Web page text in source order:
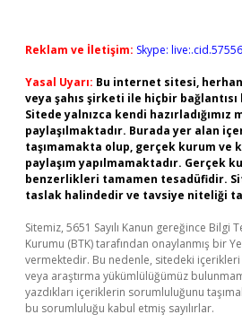
Reklam ve İletişim: Skype:
Yasal Uyarı: Bu internet sitesi,
veya şahıs şirketi ile hiçbir
Sitede yalnızca kendi hazırladığımız
paylaşılmaktadır. Burada yer alan
taşımamakta olup, gerçek kurum ve
paylaşım yapılmamaktadır. Gerçek
benzerlikleri tamamen tesadüfidir.
taslak halindedir ve tavsiye niteliği
Sitemiz, 5651 Sayılı Kanun gereğince Bilgi
Kurumu (BTK) tarafından onaylanmış bir
vermektedir. Bu nedenle, sitedeki
veya araştırma yükümlülüğümüz
yazdıkları içeriklerin sorumluluğunu
bu sorumluluğu kabul etmiş sayılırlar.